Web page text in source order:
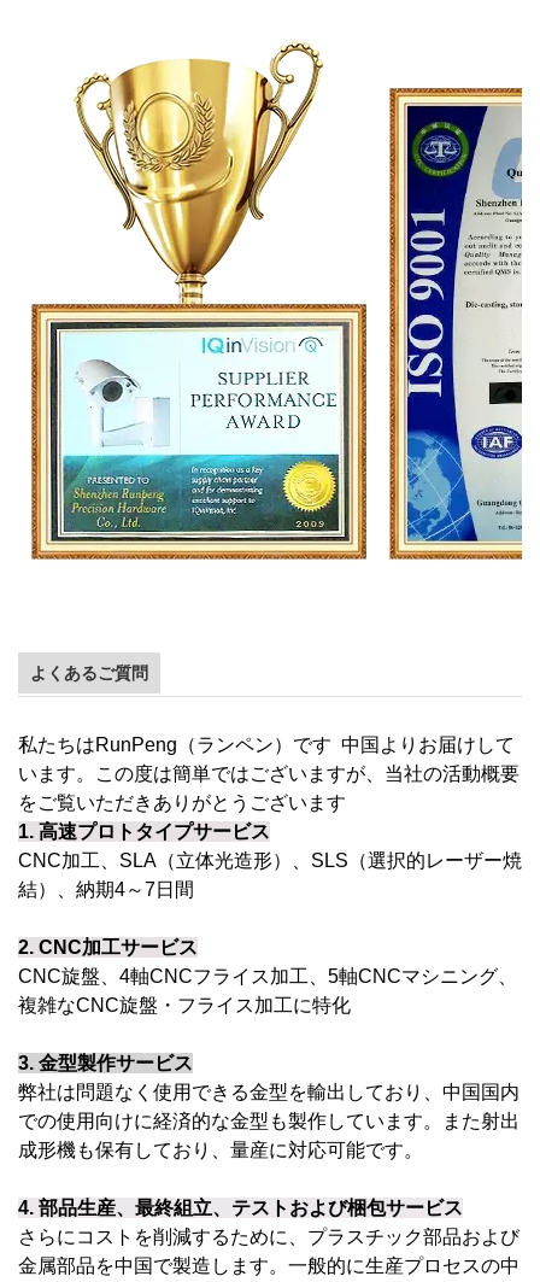
よくあるご質問
私たちはRunPeng（ランペン）です 中国よりお届けして
います。この度は簡単ではございますが、当社の活動概要
をご覧いただきありがとうございます
1. 高速プロトタイプサービス
CNC加工、SLA（立体光造形）、SLS（選択的レーザー焼
結）、納期4～7日間
2. CNC加工サービス
CNC旋盤、4軸CNCフライス加工、5軸CNCマシニング、
複雑なCNC旋盤・フライス加工に特化
3. 金型製作サービス
弊社は問題なく使用できる金型を輸出しており、中国国内
での使用向けに経済的な金型も製作しています。また射出
成形機も保有しており、量産に対応可能です。
4. 部品生産、最終組立、テストおよび梱包サービス
さらにコストを削減するために、プラスチック部品および
金属部品を中国で製造します。一般的に生産プロセスの中